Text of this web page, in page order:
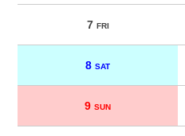
7 FRI
8SAT
9SUN